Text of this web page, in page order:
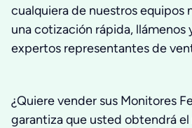
cualquiera de nuestros equipos
una cotización rápida, llámenos
expertos representantes de
¿Quiere vender sus Monitores
garantiza que usted obtendrá